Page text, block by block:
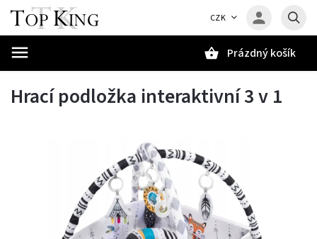
CZK
Prázdný košík
Hrací podložka interaktivní 3 v 1